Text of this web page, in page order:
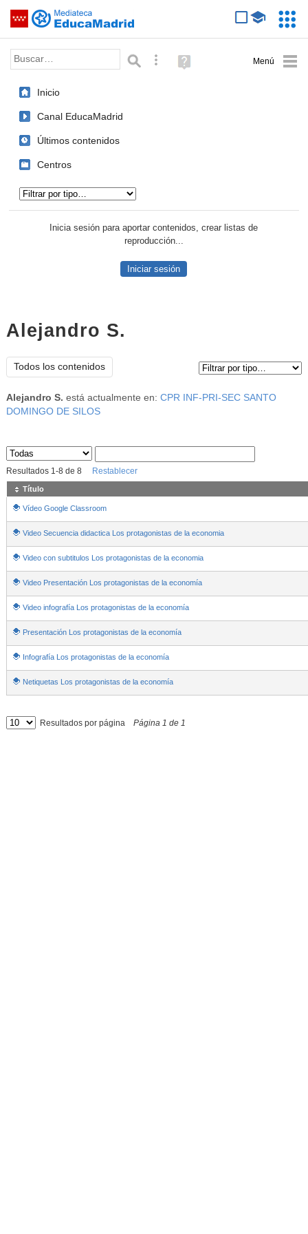
Saltar navegación
Palabra o frase: Búsqueda avanzada
Ayuda
(en
Inicio
Canal EducaMadrid
Últimos contenidos
Centros
Inicia sesión para aportar contenidos, crear listas de
reproducción...
Iniciar sesión
Alejandro S.
Todos los contenidos
Alejandro S. está actualmente en: CPR INF-PRI-SEC SANTO
DOMINGO DE SILOS
Sus archivos
Resultados 1-8de 8 Restablecer
Título
Vídeo Google Classroom
Video Secuencia didactica Los protagonistas de la economia
Video con subtitulos Los protagonistas de la economia
Video Presentación Los protagonistas de la economía
Video infografía Los protagonistas de la economía
Presentación Los protagonistas de la economía
Infografía Los protagonistas de la economía
Netiquetas Los protagonistas de la economía
Resultados por página Página 1 de 1